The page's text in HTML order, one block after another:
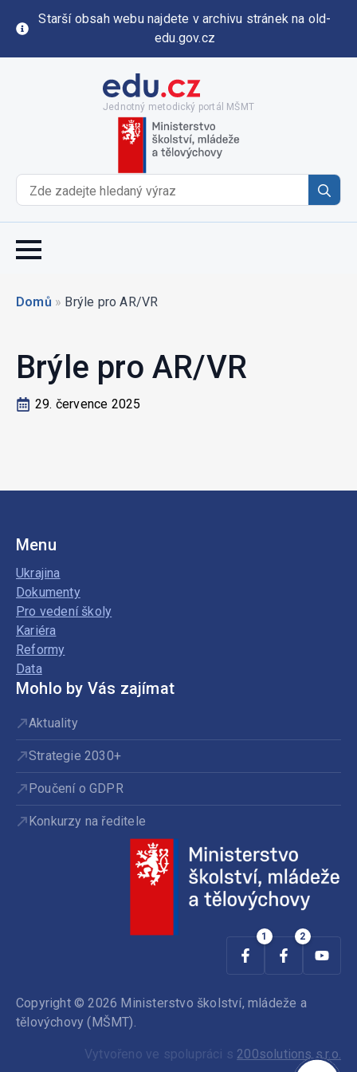
Starší obsah webu najdete v archivu stránek na old-
edu.gov.cz
Jednotný metodický portál MŠMT
for:
Domů » Brýle pro AR/VR
Brýle pro AR/VR
29. července 2025
Menu
Ukrajina
Dokumenty
Pro vedení školy
Kariéra
Reformy
Data
Mohlo by Vás zajímat
Aktuality
Strategie 2030+
Poučení o GDPR
Konkurzy na ředitele
Copyright © 2026 Ministerstvo školství, mládeže a
tělovýchovy (MŠMT).
Vytvořeno ve spolupráci s 200solutions s.r.o.